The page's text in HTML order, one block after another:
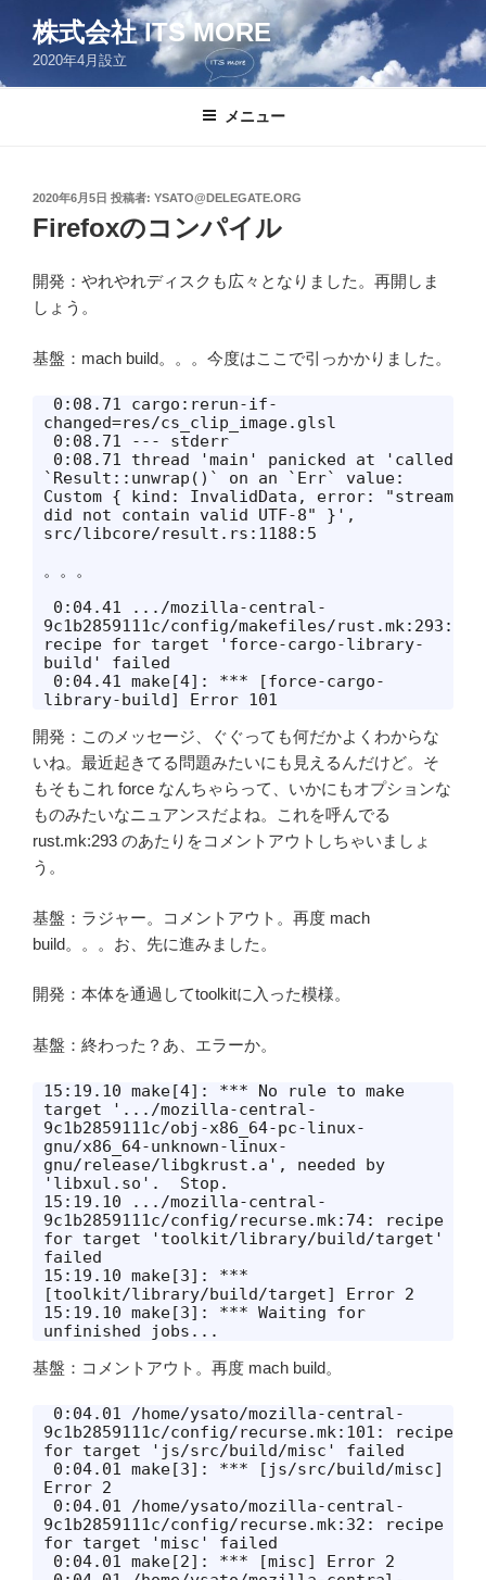
ン
株式会社 ITS MORE
2020年4月設立
メニュー
投
稿
日:
2020年6月5日 投稿者: YSATO@DELEGATE.ORG
Firefoxのコンパイル
開発：やれやれディスクも広々となりました。再開しま
しょう。
基盤：mach build。。。今度はここで引っかかりました。
changed=res/cs_clip_image.glsl
`Result::unwrap()` on an `Err` value:
Custom { kind: InvalidData, error: "stream
did not contain valid UTF-8" }',
src/libcore/result.rs:1188:5
。。。
9c1b2859111c/config/makefiles/rust.mk:293:
recipe for target 'force-cargo-library-
build' failed
library-build] Error 101
開発：このメッセージ、ぐぐっても何だかよくわからな
いね。最近起きてる問題みたいにも見えるんだけど。そ
もそもこれ force なんちゃらって、いかにもオプションな
ものみたいなニュアンスだよね。これを呼んでる
rust.mk:293 のあたりをコメントアウトしちゃいましょ
う。
基盤：ラジャー。コメントアウト。再度 mach
build。。。お、先に進みました。
開発：本体を通過してtoolkitに入った模様。
基盤：終わった？あ、エラーか。
15:19.10 make[4]: *** No rule to make
target '.../mozilla-central-
9c1b2859111c/obj-x86_64-pc-linux-
gnu/x86_64-unknown-linux-
gnu/release/libgkrust.a', needed by
'libxul.so'.  Stop.
15:19.10 .../mozilla-central-
9c1b2859111c/config/recurse.mk:74: recipe
for target 'toolkit/library/build/target'
failed
15:19.10 make[3]: ***
[toolkit/library/build/target] Error 2
15:19.10 make[3]: *** Waiting for
unfinished jobs...
基盤：コメントアウト。再度 mach build。
9c1b2859111c/config/recurse.mk:101: recipe
for target 'js/src/build/misc' failed
Error 2
9c1b2859111c/config/recurse.mk:32: recipe
for target 'misc' failed